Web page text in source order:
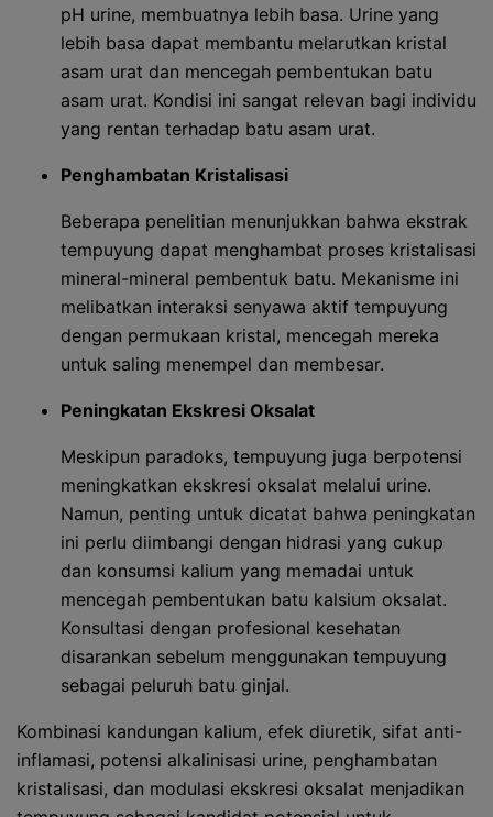
pH urine, membuatnya lebih basa. Urine yang
lebih basa dapat membantu melarutkan kristal
asam urat dan mencegah pembentukan batu
asam urat. Kondisi ini sangat relevan bagi individu
yang rentan terhadap batu asam urat.
Penghambatan Kristalisasi
Beberapa penelitian menunjukkan bahwa ekstrak
tempuyung dapat menghambat proses kristalisasi
mineral-mineral pembentuk batu. Mekanisme ini
melibatkan interaksi senyawa aktif tempuyung
dengan permukaan kristal, mencegah mereka
untuk saling menempel dan membesar.
Peningkatan Ekskresi Oksalat
Meskipun paradoks, tempuyung juga berpotensi
meningkatkan ekskresi oksalat melalui urine.
Namun, penting untuk dicatat bahwa peningkatan
ini perlu diimbangi dengan hidrasi yang cukup
dan konsumsi kalium yang memadai untuk
mencegah pembentukan batu kalsium oksalat.
Konsultasi dengan profesional kesehatan
disarankan sebelum menggunakan tempuyung
sebagai peluruh batu ginjal.
Kombinasi kandungan kalium, efek diuretik, sifat anti-
inflamasi, potensi alkalinisasi urine, penghambatan
kristalisasi, dan modulasi ekskresi oksalat menjadikan